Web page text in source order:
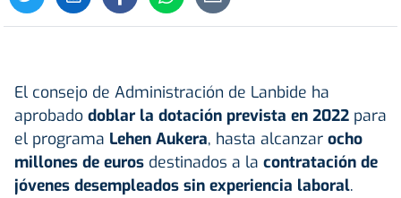
El consejo de Administración de Lanbide ha
aprobado doblar la dotación prevista en 2022 para
el programa Lehen Aukera, hasta alcanzar ocho
millones de euros destinados a la contratación de
jóvenes desempleados sin experiencia laboral.